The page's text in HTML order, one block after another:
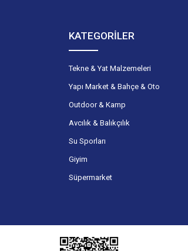
KATEGORİLER
Tekne & Yat Malzemeleri
Yapı Market & Bahçe & Oto
Outdoor & Kamp
Avcılık & Balıkçılık
Su Sporları
Giyim
Süpermarket